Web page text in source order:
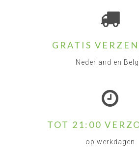
GRATIS
Nederland en
TOT 21:00
op werkdagen